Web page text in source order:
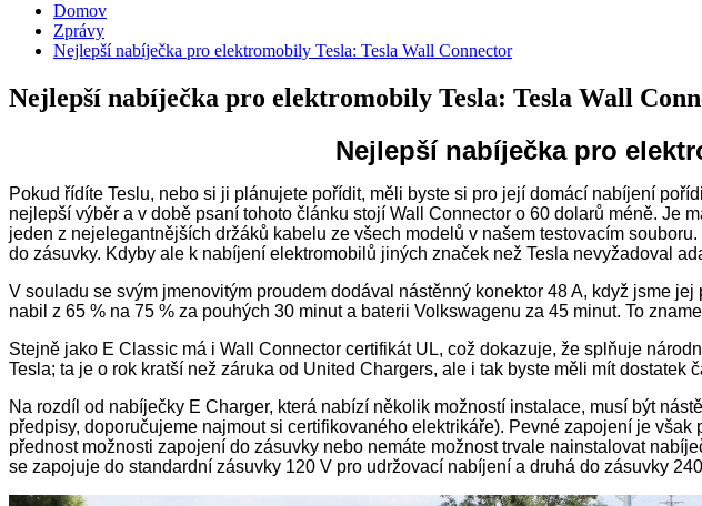
Domov
Zprávy
Nejlepší nabíječka pro elektromobily Tesla: Tesla Wall Connector
Nejlepší nabíječka pro elektromobily Tesla: Tesla Wall
Nejlepší nabíječka pro
Pokud řídíte Teslu, nebo si ji plánujete pořídit, měli byste si pro její domácí nabíjení
nejlepší výběr a v době psaní tohoto článku stojí Wall Connector o 60 dolarů méně. Je
jeden z nejelegantnějších držáků kabelu ze všech modelů v našem testovacím
do zásuvky. Kdyby ale k nabíjení elektromobilů jiných značek než Tesla nevyžadoval
V souladu se svým jmenovitým proudem dodával nástěnný konektor 48 A, když jsme
nabil z 65 % na 75 % za pouhých 30 minut a baterii Volkswagenu za 45 minut. To
Stejně jako E Classic má i Wall Connector certifikát UL, což dokazuje, že splňuje
Tesla; ta je o rok kratší než záruka od United Chargers, ale i tak byste měli mít
Na rozdíl od nabíječky E Charger, která nabízí několik možností instalace, musí být
předpisy, doporučujeme najmout si certifikovaného elektrikáře). Pevné zapojení je
přednost možnosti zapojení do zásuvky nebo nemáte možnost trvale nainstalovat
se zapojuje do standardní zásuvky 120 V pro udržovací nabíjení a druhá do zásuvky